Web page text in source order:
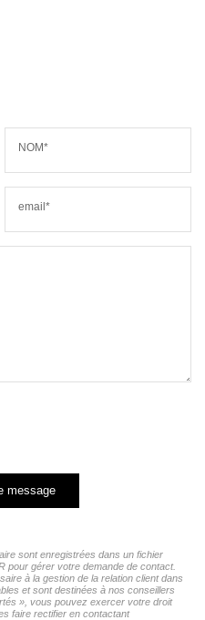
NOM*
email*
message
sont enregistrées dans un fichier
pour gérer votre demande de contact.
à la gestion de la relation client dans
et sont destinées à nos conseillers
», vous pouvez exercer votre droit
faire rectifier en contactant